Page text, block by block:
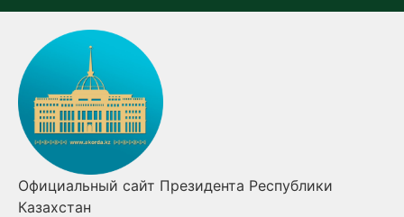
Официальный сайт Президента Республики
Казахстан